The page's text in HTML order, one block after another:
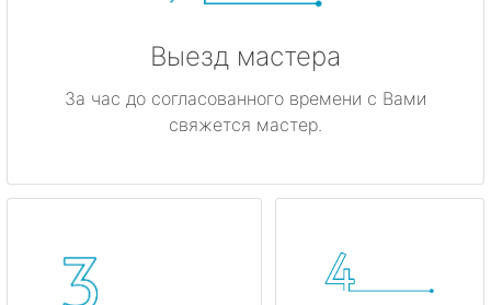
Выезд мастера
За час до согласованного времени с Вами
свяжется мастер.